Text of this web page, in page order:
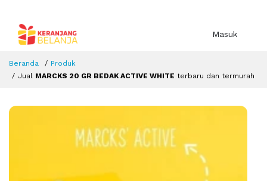
Masuk
Beranda
Produk
Jual MARCKS 20 GR BEDAK ACTIVE WHITE terbaru dan termurah